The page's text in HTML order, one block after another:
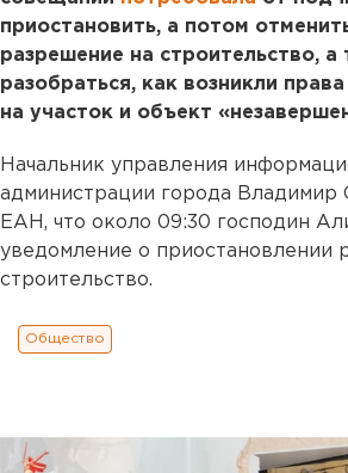
приостановить, а потом
разрешение на строительство, а
разобраться, как возникли
на участок и объект
Начальник управления
администрации города
ЕАН, что около 09:30 господин
уведомление о приостановлении
строительство.
Общество